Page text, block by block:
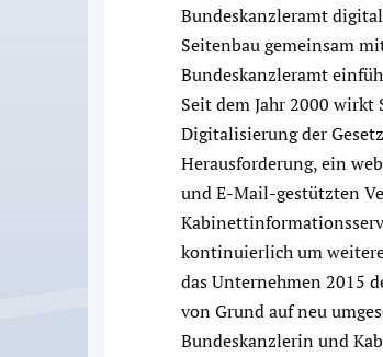
Bundeskanzleramt
Seitenbau gemeinsam
Bundeskanzleramt
Seit dem Jahr 2000
Digitalisierung der
Herausforderung, ein
und E-Mail-gestützten
kontinuierlich um
das Unternehmen 2015
von Grund auf neu
Bundeskanzlerin und